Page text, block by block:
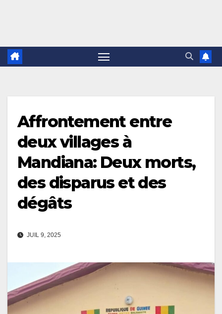
Affrontement entre
deux villages à
Mandiana: Deux morts,
des disparus et des
dégâts
JUIL 9, 2025